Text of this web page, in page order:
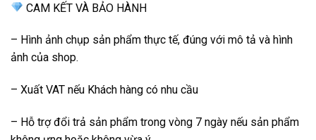
CAM KẾT VÀ BẢO HÀNH
– Hình ảnh chụp sản phẩm thực tế, đúng với mô tả và hình
ảnh của shop.
– Xuất VAT nếu Khách hàng có nhu cầu
– Hỗ trợ đổi trả sản phẩm trong vòng 7 ngày nếu sản phẩm